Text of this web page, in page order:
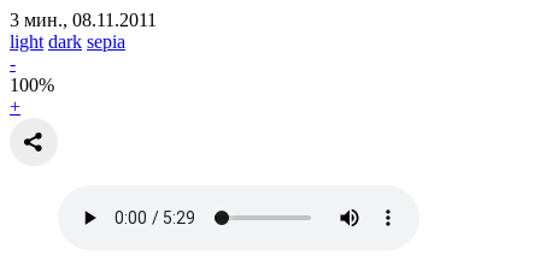
3 мин., 08.11.2011
light dark sepia
-
100%
+